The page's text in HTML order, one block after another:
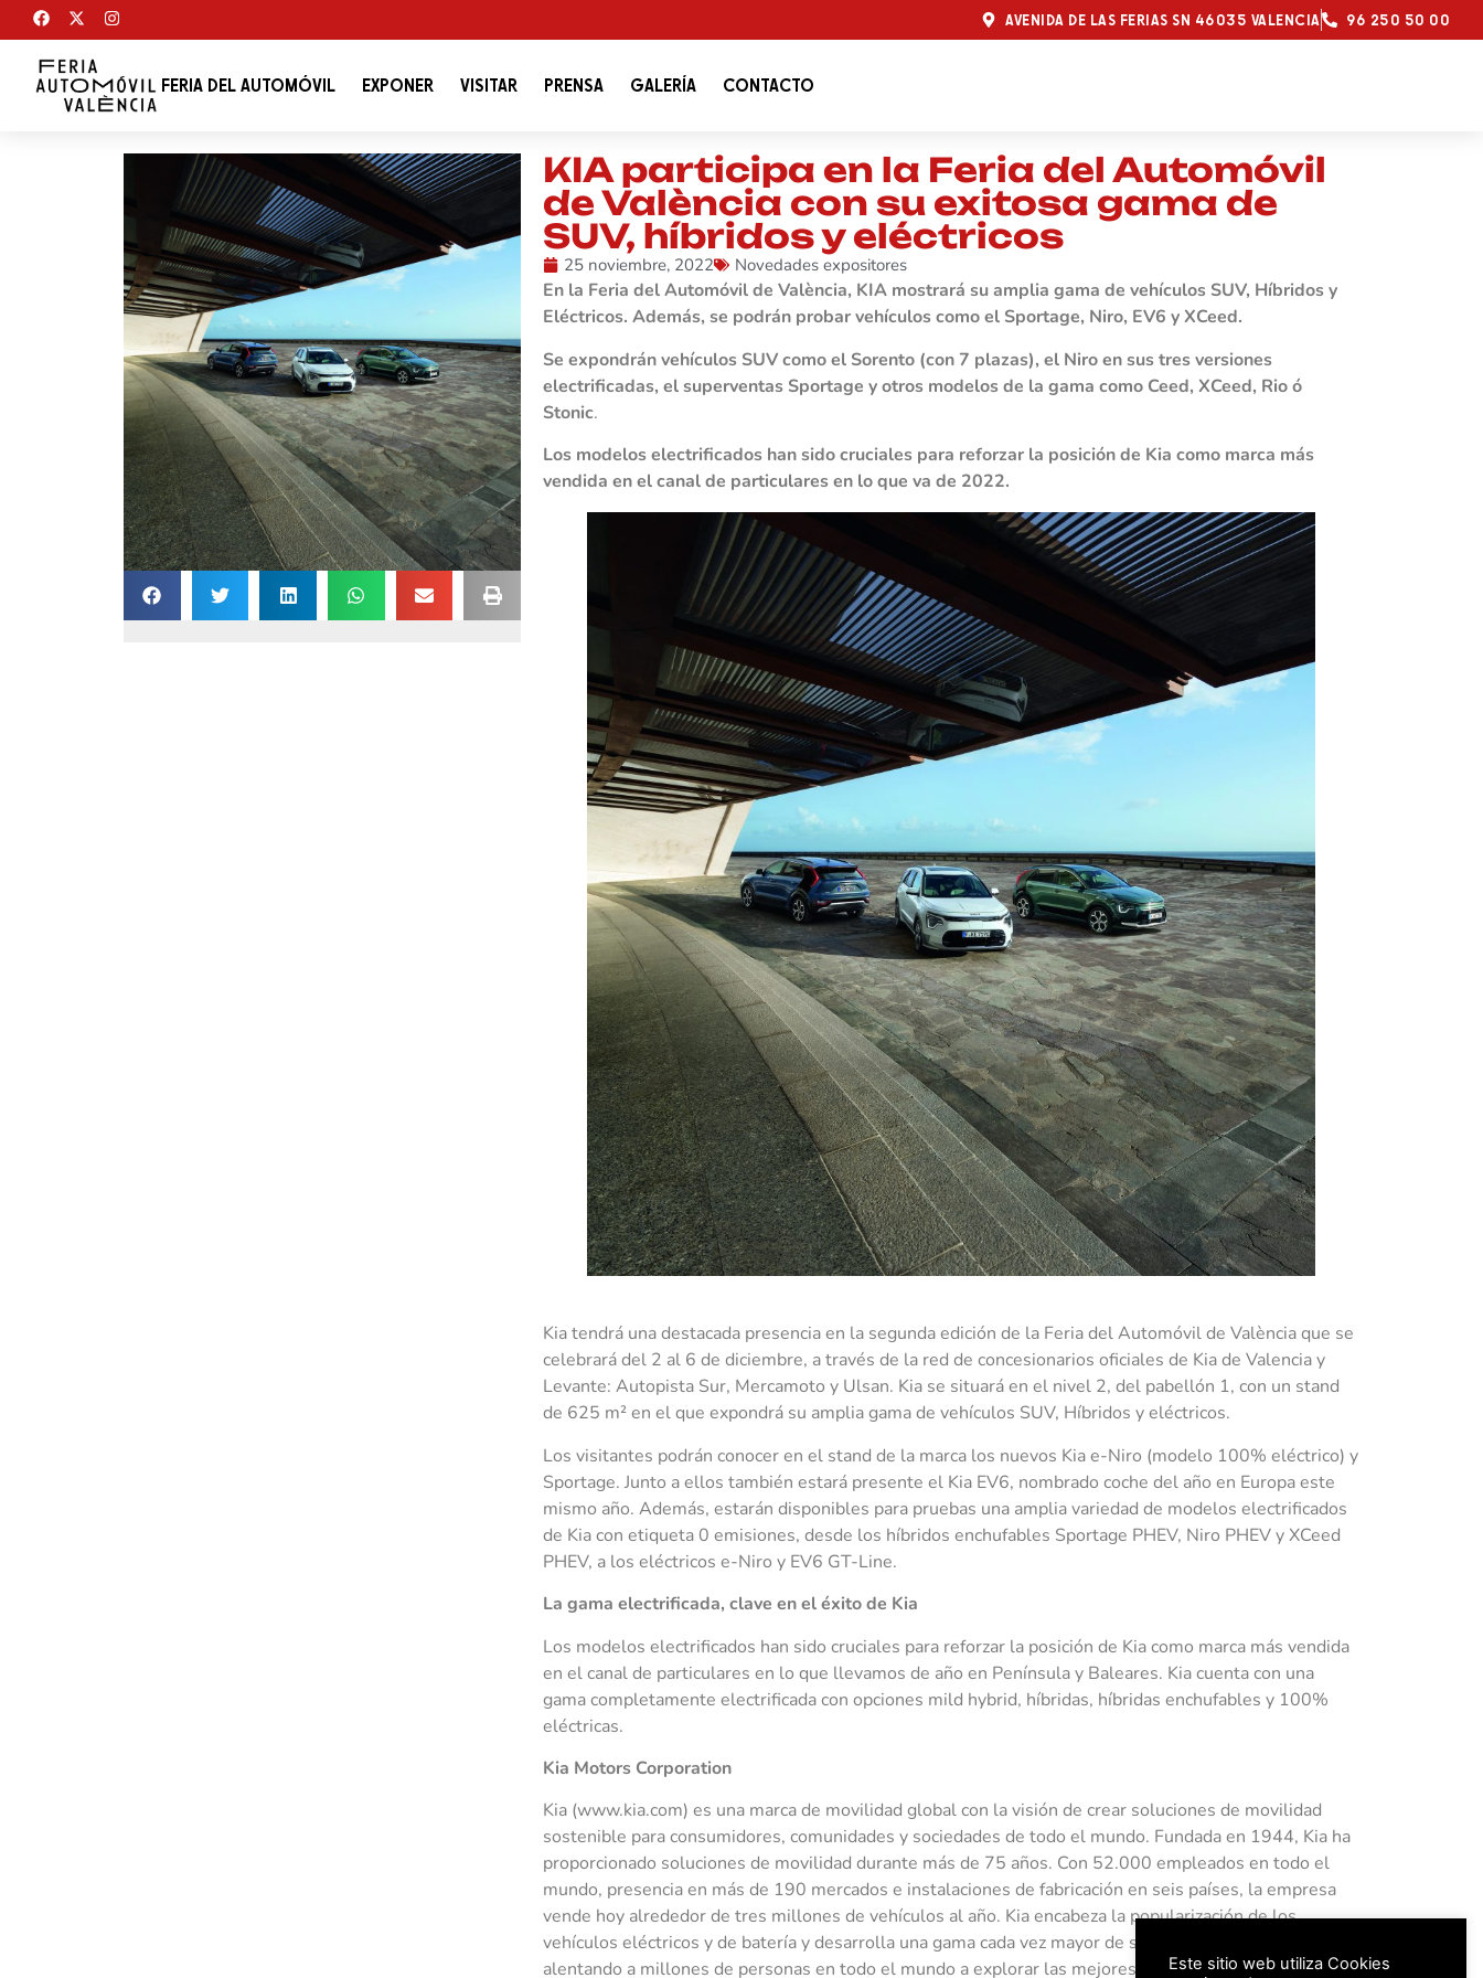
AVENIDA DE LAS FERIAS SN 46035 VALENCIA 96 250 50 00
FERIA DEL AUTOMÓVIL EXPONER VISITAR PRENSA GALERÍA CONTACTO
KIA participa en la Feria del Automóvil
de València con su exitosa gama de
SUV, híbridos y eléctricos
25 noviembre, 2022 Novedades expositores
En la Feria del Automóvil de València, KIA mostrará su amplia gama de vehículos SUV, Híbridos y
Eléctricos. Además, se podrán probar vehículos como el Sportage, Niro, EV6 y XCeed.
Se expondrán vehículos SUV como el Sorento (con 7 plazas), el Niro en sus tres versiones
electrificadas, el superventas Sportage y otros modelos de la gama como Ceed, XCeed, Rio ó
Stonic.
Los modelos electrificados han sido cruciales para reforzar la posición de Kia como marca más
vendida en el canal de particulares en lo que va de 2022.
Kia tendrá una destacada presencia en la segunda edición de la Feria del Automóvil de València que se
celebrará del 2 al 6 de diciembre, a través de la red de concesionarios oficiales de Kia de Valencia y
Levante: Autopista Sur, Mercamoto y Ulsan. Kia se situará en el nivel 2, del pabellón 1, con un stand
de 625 m² en el que expondrá su amplia gama de vehículos SUV, Híbridos y eléctricos.
Los visitantes podrán conocer en el stand de la marca los nuevos Kia e-Niro (modelo 100% eléctrico) y
Sportage. Junto a ellos también estará presente el Kia EV6, nombrado coche del año en Europa este
mismo año. Además, estarán disponibles para pruebas una amplia variedad de modelos electrificados
de Kia con etiqueta 0 emisiones, desde los híbridos enchufables Sportage PHEV, Niro PHEV y XCeed
PHEV, a los eléctricos e-Niro y EV6 GT-Line.
La gama electrificada, clave en el éxito de Kia
Los modelos electrificados han sido cruciales para reforzar la posición de Kia como marca más vendida
en el canal de particulares en lo que llevamos de año en Península y Baleares. Kia cuenta con una
gama completamente electrificada con opciones mild hybrid, híbridas, híbridas enchufables y 100%
eléctricas.
Kia Motors Corporation
Kia (www.kia.com) es una marca de movilidad global con la visión de crear soluciones de movilidad
sostenible para consumidores, comunidades y sociedades de todo el mundo. Fundada en 1944, Kia ha
proporcionado soluciones de movilidad durante más de 75 años. Con 52.000 empleados en todo el
mundo, presencia en más de 190 mercados e instalaciones de fabricación en seis países, la empresa
vende hoy alrededor de tres millones de vehículos al año. Kia encabeza la popularización de los
vehículos eléctricos y de batería y desarrolla una gama cada vez mayor de servicios de movilidad,
alentando a millones de personas en todo el mundo a explorar las mejores formas de moverse. El
Este sitio web utiliza Cookies